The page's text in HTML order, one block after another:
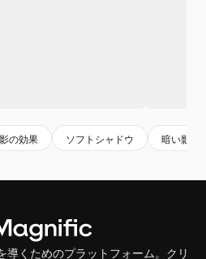
影の効果 ソフトシャドウ 暗い影
導くためのプラットフォーム。クリ